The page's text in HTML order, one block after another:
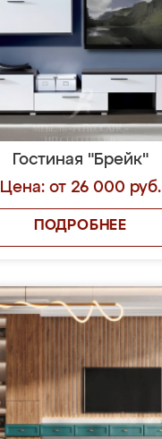
Гостиная "Брейк"
Цена: от 26 000 руб.
ПОДРОБНЕЕ